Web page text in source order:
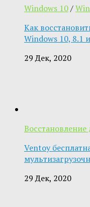
Windows 10/
Как
Windows 10, 8.1
29 Дек, 2020
Ventoy
29 Дек, 2020